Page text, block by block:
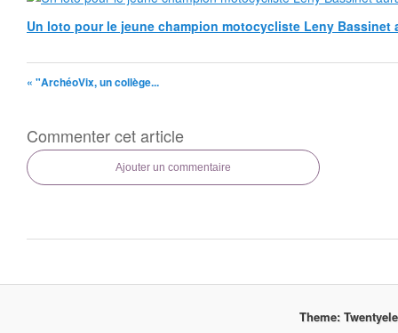
Un loto pour le jeune champion motocycliste Leny Bassinet
« "ArchéoVix, un collège...
Commenter cet article
Ajouter un commentaire
Theme: